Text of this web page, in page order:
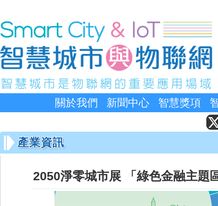
關於我們 新聞中心 智慧獎項
產業資訊
2050淨零城市展 「綠色金融主題